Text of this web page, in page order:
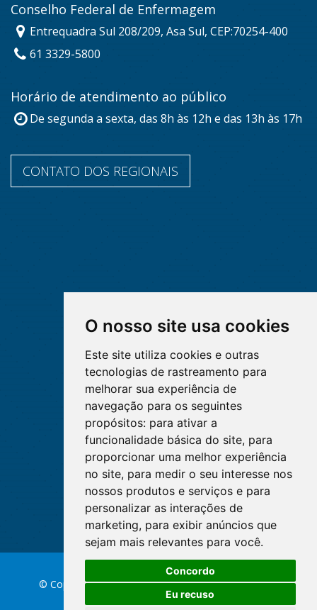
O nosso site usa cookies
Este site utiliza cookies e outras
tecnologias de rastreamento para
melhorar sua experiência de
navegação para os seguintes
propósitos: para ativar a
funcionalidade básica do site, para
proporcionar uma melhor experiência
no site, para medir o seu interesse nos
nossos produtos e serviços e para
personalizar as interações de
marketing, para exibir anúncios que
sejam mais relevantes para você.
Concordo
Eu recuso
Conselho Federal de Enfermagem
Entrequadra Sul 208/209, Asa Sul, CEP:70254-400
61 3329-5800
Horário de atendimento ao público
De segunda a sexta, das 8h às 12h e das 13h às 17h
CONTATO DOS REGIONAIS
© Copyright 2026 Conselho Federal de Enfermagem